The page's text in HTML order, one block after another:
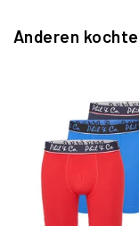
Anderen